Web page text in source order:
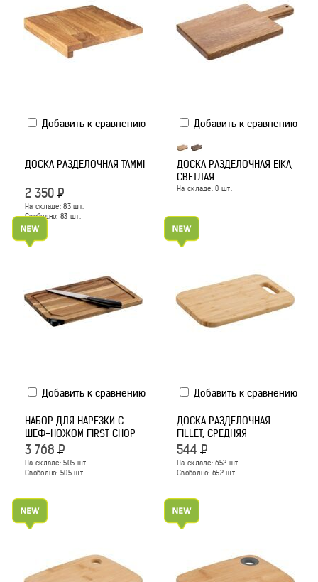
Добавить к сравнению
ДОСКА РАЗДЕЛОЧНАЯ TAMMI
2 350 Р
На складе:83шт.
Свободно: 83 шт.
Добавить к сравнению
ДОСКА РАЗДЕЛОЧНАЯ EIKA,
СВЕТЛАЯ
На складе:0 шт.
Добавить к сравнению
НАБОР ДЛЯ НАРЕЗКИ С
ШЕФ-НОЖОМ FIRST CHOP
3 768 Р
На складе:505 шт.
Свободно: 505шт.
Добавить к сравнению
ДОСКА РАЗДЕЛОЧНАЯ
FILLET, СРЕДНЯЯ
544 Р
На складе:652 шт.
Свободно: 652шт.